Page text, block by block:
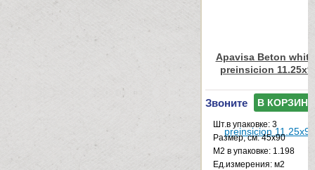
Apavisa Beton
preinsicion
Звоните В КОРЗИНУ
Шт.в упаковке: 3
Размер, см: 45x90
М2 в упаковке: 1.198
Ед.измерения: м2